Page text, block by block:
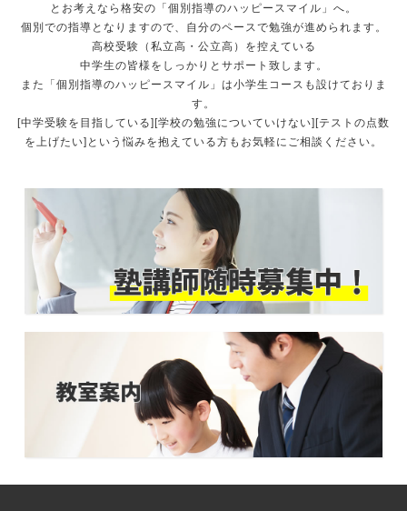
とお考えなら格安の「個別指導のハッピースマイル」へ。
個別での指導となりますので、自分のペースで勉強が進められます。
高校受験（私立高・公立高）を控えている
中学生の皆様をしっかりとサポート致します。
また「個別指導のハッピースマイル」は小学生コースも設けておりま
す。
[中学受験を目指している][学校の勉強についていけない][テストの点数
を上げたい]という悩みを抱えている方もお気軽にご相談ください。